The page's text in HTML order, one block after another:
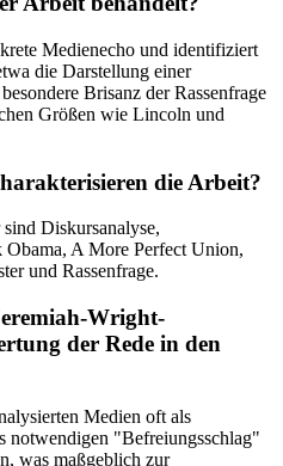
Medienecho und identifiziert
die Darstellung einer
Brisanz der Rassenfrage
Größen wie Lincoln und
die Arbeit?
Diskursanalyse,
A More Perfect Union,
und Rassenfrage.
Wright-
der Rede in den
Medien oft als
notwendigen "Befreiungsschlag"
was maßgeblich zur